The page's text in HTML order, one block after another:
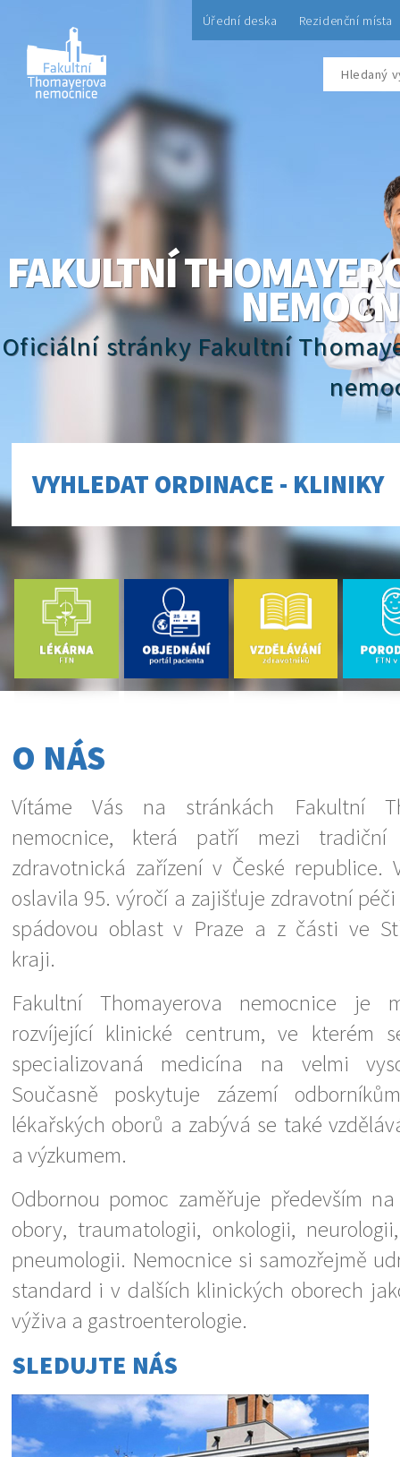
Úřední deska Rezidenční místa
FAKULTNÍ
Oficiální stránky Fakultní
VYHLEDAT ORDINACE - KLINIKY
O NÁS
Vítáme Vás na stránkách Fakultní
nemocnice, která patří mezi
zdravotnická zařízení v České republice.
oslavila 95. výročí a zajišťuje zdravotní
spádovou oblast v Praze a z části ve
kraji.
Fakultní Thomayerova nemocnice je
rozvíjející klinické centrum, ve kterém
specializovaná medicína na velmi
Současně poskytuje zázemí
lékařských oborů a zabývá se také
a výzkumem.
Odbornou pomoc zaměřuje především
obory, traumatologii, onkologii,
pneumologii. Nemocnice si samozřejmě
standard i v dalších klinických oborech
výživa a gastroenterologie.
SLEDUJTE NÁS